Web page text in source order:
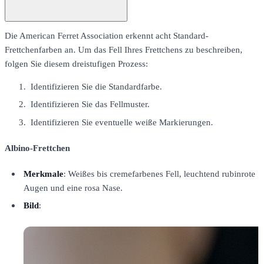
Die American Ferret Association erkennt acht Standard-
Frettchenfarben an. Um das Fell Ihres Frettchens zu beschreiben,
folgen Sie diesem dreistufigen Prozess:
Identifizieren Sie die Standardfarbe.
Identifizieren Sie das Fellmuster.
Identifizieren Sie eventuelle weiße Markierungen.
Albino-Frettchen
Merkmale: Weißes bis cremefarbenes Fell, leuchtend rubinrote
Augen und eine rosa Nase.
Bild: